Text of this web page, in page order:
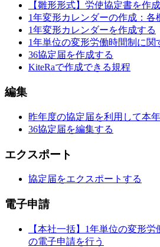
【雛形形式】労使協定書を作
1年変形カレンダーの作成：各
1年変形カレンダーを作成する
1年単位の変形労働時間制に関
36協定届を作成する
KiteRaで作成できる規程
編集
昨年度の協定届を利用して本
36協定届を編集する
エクスポート
協定届をエクスポートする
電子申請
【本社一括】1年単位の変形
の電子申請を行う